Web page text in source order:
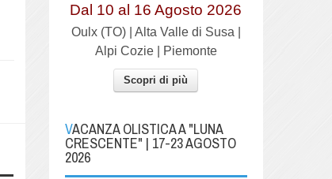
Dal 10 al 16 Agosto 2026
Oulx (TO) | Alta Valle di Susa |
Alpi Cozie | Piemonte
Scopri di più
VACANZA OLISTICA A "LUNA
CRESCENTE" | 17-23 AGOSTO
2026